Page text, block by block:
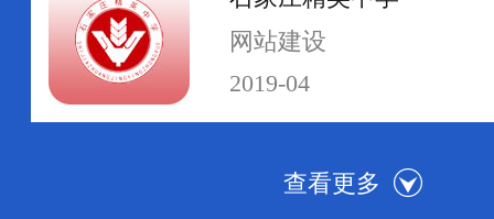
网站建设
2019-04
河北传媒学院